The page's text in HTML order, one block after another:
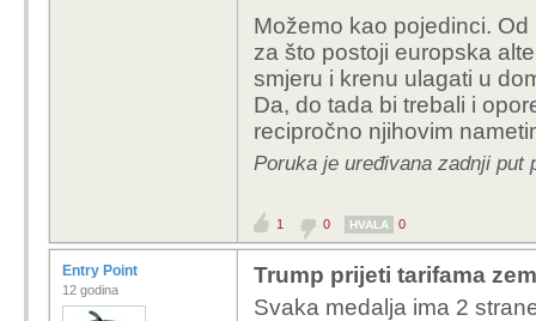
Ne možemo
I to bi trebalo čim
servisima. S robom je
Možemo kao pojedinci.
za što postoji europska
smjeru i krenu ulagati u
Da, do tada bi trebali i
recipročno njihovim
Poruka je uređivana zadnji put
1 0 HVALA 0
Entry Point
12 godina
Trump prijeti tarifama
Svaka medalja ima 2